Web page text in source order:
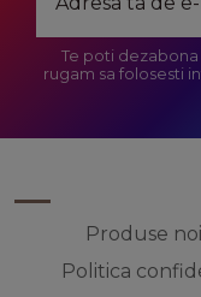
Te poti
rugam sa folosesti
Produse noi
Politica